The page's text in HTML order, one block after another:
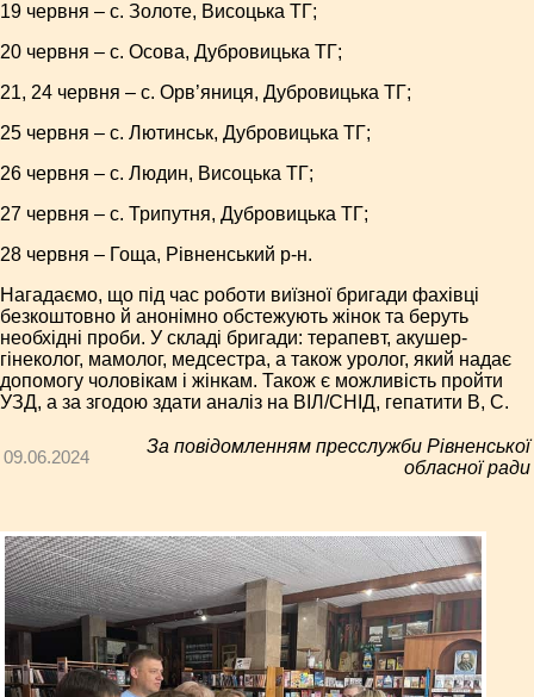
19 червня – с. Золоте, Висоцька ТГ;
20 червня – с. Осова, Дубровицька ТГ;
21, 24 червня – с. Орв’яниця, Дубровицька ТГ;
25 червня – с. Лютинськ, Дубровицька ТГ;
26 червня – с. Людин, Висоцька ТГ;
27 червня – с. Трипутня, Дубровицька ТГ;
28 червня – Гоща, Рівненський р-н.
Нагадаємо, що під час роботи виїзної бригади фахівці
безкоштовно й анонімно обстежують жінок та беруть
необхідні проби. У складі бригади: терапевт, акушер-
гінеколог, мамолог, медсестра, а також уролог, який надає
допомогу чоловікам і жінкам. Також є можливість пройти
УЗД, а за згодою здати аналіз на ВІЛ/СНІД, гепатити В, С.
09.06.2024
За повідомленням пресслужби Рівненської
обласної ради